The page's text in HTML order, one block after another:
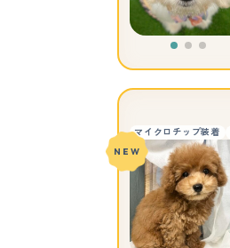
マイクロチップ装着
NEW